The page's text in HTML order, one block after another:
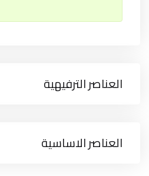
العناصر الترفيهية
العناصر الاساسية